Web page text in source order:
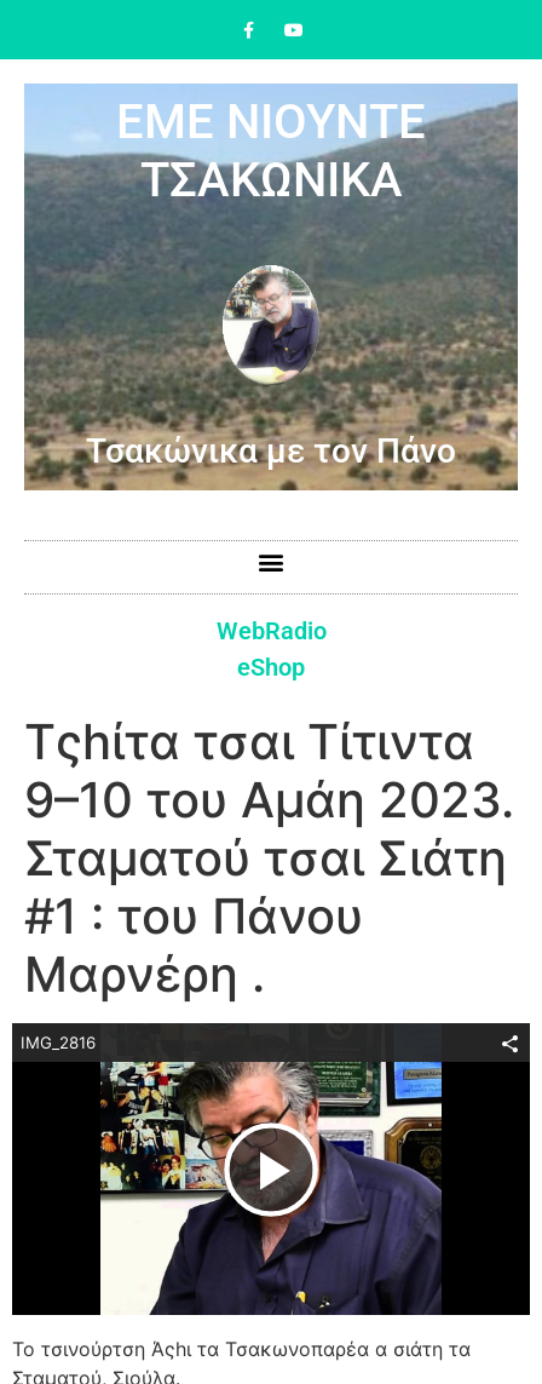
ΕΜΕ ΝΙΟΥΝΤΕ
ΤΣΑΚΩΝΙΚΑ
Τσακώνικα με τον Πάνο
WebRadio
eShop
Τςhίτα τσαι Τίτιντα
9–10 του Αμάη 2023.
Σταματού τσαι Σιάτη
#1 : του Πάνου
Μαρνέρη .
IMG_2816
Play Video
Το τσινούρτση Άςhι τα Τσακωνοπαρέα α σιάτη τα
Σταματού, Σιούλα.